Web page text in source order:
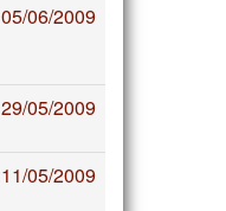
05/06/2009
29/05/2009
11/05/2009